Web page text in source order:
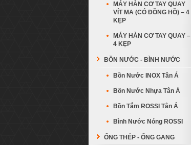
MÁY HÀN CƠ TAY QUAY
VÍT MA (CÓ ĐỒNG HỒ) – 4
KẸP
MÁY HÀN CƠ TAY QUAY –
4 KẸP
BỒN NƯỚC - BÌNH NƯỚC
Bồn Nước INOX Tân Á
Bồn Nước Nhựa Tân Á
Bồn Tắm ROSSI Tân Á
Bình Nước Nóng ROSSI
ỐNG THÉP - ỐNG GANG